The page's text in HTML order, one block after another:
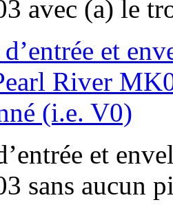
avec (a) le
et
sans aucun